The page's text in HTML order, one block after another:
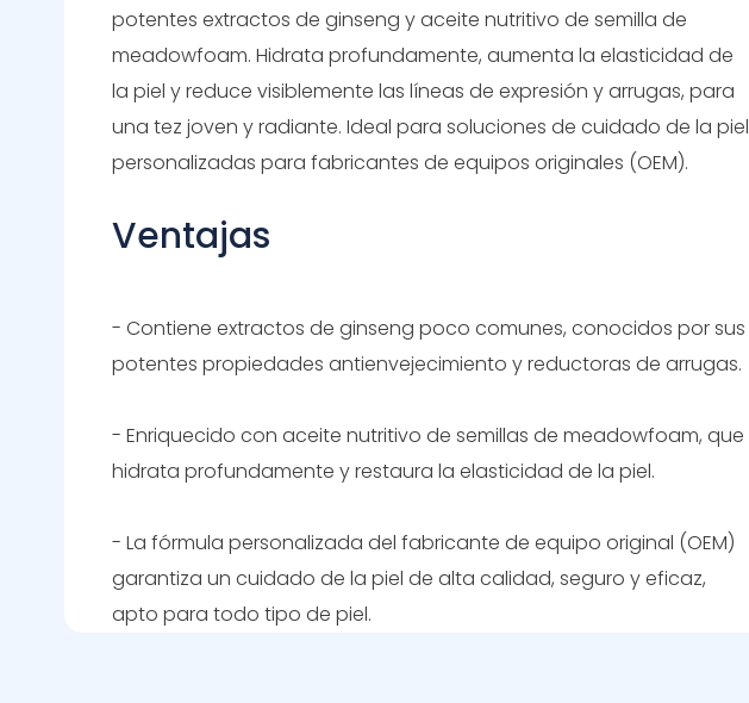
potentes extractos de ginseng y aceite nutritivo de semilla de
meadowfoam. Hidrata profundamente, aumenta la elasticidad de
la piel y reduce visiblemente las líneas de expresión y arrugas, para
una tez joven y radiante. Ideal para soluciones de cuidado de la piel
personalizadas para fabricantes de equipos originales (OEM).
Ventajas
- Contiene extractos de ginseng poco comunes, conocidos por sus
potentes propiedades antienvejecimiento y reductoras de arrugas.
- Enriquecido con aceite nutritivo de semillas de meadowfoam, que
hidrata profundamente y restaura la elasticidad de la piel.
- La fórmula personalizada del fabricante de equipo original (OEM)
garantiza un cuidado de la piel de alta calidad, seguro y eficaz,
apto para todo tipo de piel.